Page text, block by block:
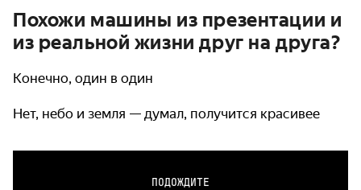
Похожи машины из презентации и
из реальной жизни друг на друга?
Конечно, один в один
Нет, небо и земля — думал, получится красивее
ПОДОЖДИТЕ